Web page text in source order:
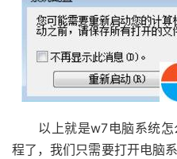
以上就是w7电脑系统怎
程了，我们只需要打开电脑